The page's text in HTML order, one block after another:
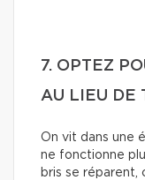
7. OPTEZ
AU LIEU DE
On vit dans une
ne fonctionne
bris se réparent,